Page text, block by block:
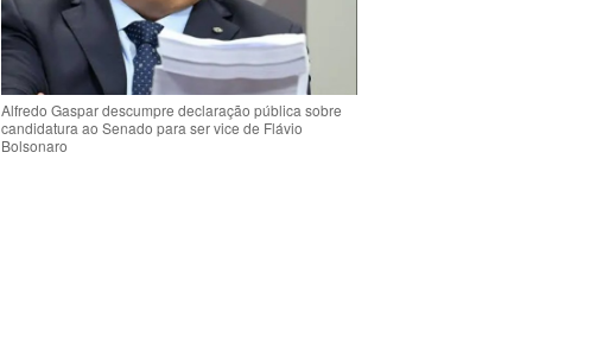
Alfredo Gaspar descumpre declaração pública sobre
candidatura ao Senado para ser vice de Flávio
Bolsonaro